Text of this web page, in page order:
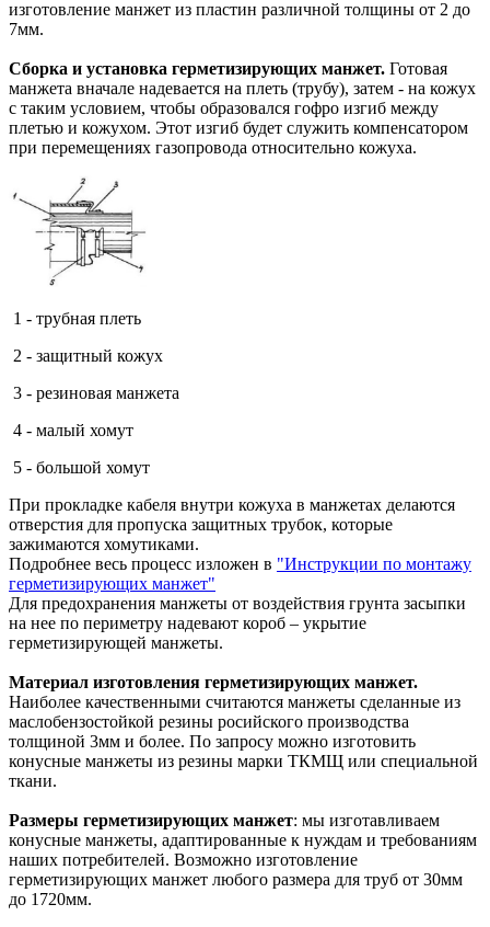
изготовление манжет из пластин различной толщины от 2 до
7мм.
Сборка и установка герметизирующих манжет. Готовая
манжета вначале надевается на плеть (трубу), затем - на кожух
с таким условием, чтобы образовался гофро изгиб между
плетью и кожухом. Этот изгиб будет служить компенсатором
при перемещениях газопровода относительно кожуха.
1 - трубная плеть
2 - защитный кожух
3 - резиновая манжета
4 - малый хомут
5 - большой хомут
При прокладке кабеля внутри кожуха в манжетах делаются
отверстия для пропуска защитных трубок, которые
зажимаются хомутиками.
Подробнее весь процесс изложен в "Инструкции по монтажу
герметизирующих манжет"
Для предохранения манжеты от воздействия грунта засыпки
на нее по периметру надевают короб – укрытие
герметизирующей манжеты.
Материал изготовления герметизирующих манжет.
Наиболее качественными считаются манжеты сделанные из
маслобензостойкой резины росийского производства
толщиной 3мм и более. По запросу можно изготовить
конусные манжеты из резины марки ТКМЩ или специальной
ткани.
Размеры герметизирующих манжет: мы изготавливаем
конусные манжеты, адаптированные к нуждам и требованиям
наших потребителей. Возможно изготовление
герметизирующих манжет любого размера для труб от 30мм
до 1720мм.